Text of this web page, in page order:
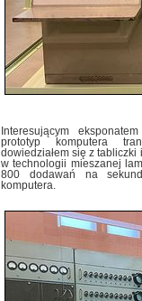
Interesującym
prototyp komputera
dowiedziałem się z tabliczki
w technologii mieszanej
800 dodawań na
komputera.